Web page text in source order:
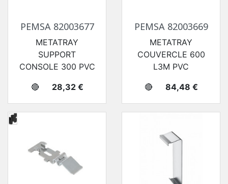
PEMSA 82003677
METATRAY
SUPPORT
CONSOLE 300 PVC
🔴
Prix
28,32 €
PEMSA 82003669
METATRAY
COUVERCLE 600
L3M PVC
🔴
Prix
84,48 €